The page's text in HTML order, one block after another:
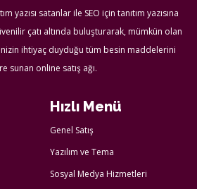
yazısı satanlar ile SEO için tanıtım yazısına
çatı altında buluşturarak, mümkün olan
ihtiyaç duyduğu tüm besin maddelerini
sunan online satış ağı.
Hızlı Menü
Genel Satış
Yazılım ve Tema
Sosyal Medya Hizmetleri